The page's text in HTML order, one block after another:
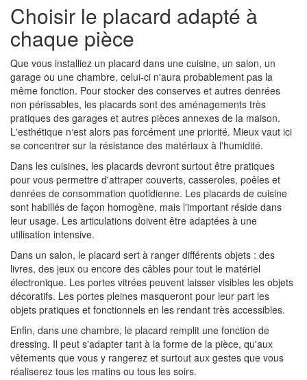
Choisir le placard adapté à
chaque pièce
Que vous installiez un placard dans une cuisine, un salon, un
garage ou une chambre, celui-ci n'aura probablement pas la
même fonction. Pour stocker des conserves et autres denrées
non périssables, les placards sont des aménagements très
pratiques des garages et autres pièces annexes de la maison.
L'esthétique n‘est alors pas forcément une priorité. Mieux vaut ici
se concentrer sur la résistance des matériaux à l'humidité.
Dans les cuisines, les placards devront surtout être pratiques
pour vous permettre d'attraper couverts, casseroles, poêles et
denrées de consommation quotidienne. Les placards de cuisine
sont habillés de façon homogène, mais l'important réside dans
leur usage. Les articulations doivent être adaptées à une
utilisation intensive.
Dans un salon, le placard sert à ranger différents objets : des
livres, des jeux ou encore des câbles pour tout le matériel
électronique. Les portes vitrées peuvent laisser visibles les objets
décoratifs. Les portes pleines masqueront pour leur part les
objets pratiques et fonctionnels en les rendant très accessibles.
Enfin, dans une chambre, le placard remplit une fonction de
dressing. Il peut s'adapter tant à la forme de la pièce, qu'aux
vêtements que vous y rangerez et surtout aux gestes que vous
réaliserez tous les matins ou tous les soirs.